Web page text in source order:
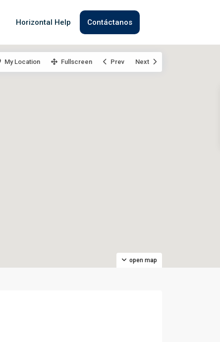
Horizontal Help Contáctanos
open map
My Location Fullscreen Prev Next